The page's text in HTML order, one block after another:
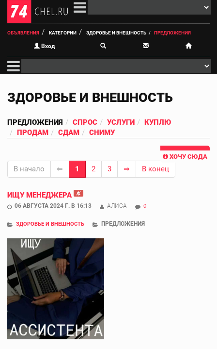
ОБЪЯВЛЕНИЯ КАТЕГОРИИ ЗДОРОВЬЕ И ВНЕШНОСТЬ ПРЕДЛОЖЕНИЯ
Вход
ЗДОРОВЬЕ И ВНЕШНОСТЬ
ПРЕДЛОЖЕНИЯ СПРОС УСЛУГИ
КУПЛЮ
ПРОДАМ
СДАМ СНИМУ
ХОЧУ СЮДА
В начало ⇐ 1 2 3 ⇒ В конец
ИЩУ МЕНЕДЖЕРА
06 АВГУСТА 2024 Г. В 16:13 АЛИСА 0
ЗДОРОВЬЕ И ВНЕШНОСТЬ ПРЕДЛОЖЕНИЯ